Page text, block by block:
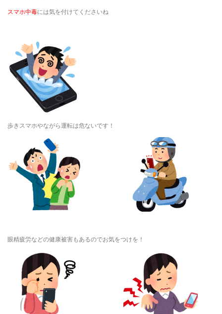
スマホ中毒には気を付けてくださいね
歩きスマホやながら運転は危ないです！
眼精疲労などの健康被害もあるのでお気をつけを！